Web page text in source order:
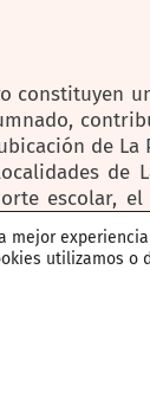
constituyen
de La
de
escolar, el
mejor
utilizamos